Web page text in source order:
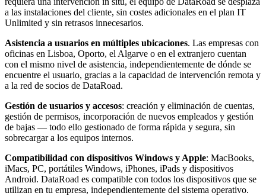
a las instalaciones del cliente, sin costes adicionales en el plan IT
Unlimited y sin retrasos innecesarios.
Asistencia a usuarios en múltiples ubicaciones. Las empresas con
oficinas en Lisboa, Oporto, el Algarve o en el extranjero cuentan
con el mismo nivel de asistencia, independientemente de dónde se
encuentre el usuario, gracias a la capacidad de intervención remota y
a la red de socios de DataRoad.
Gestión de usuarios y accesos: creación y eliminación de cuentas,
gestión de permisos, incorporación de nuevos empleados y gestión
de bajas — todo ello gestionado de forma rápida y segura, sin
sobrecargar a los equipos internos.
Compatibilidad con dispositivos Windows y Apple: MacBooks,
iMacs, PC, portátiles Windows, iPhones, iPads y dispositivos
Android. DataRoad es compatible con todos los dispositivos que se
utilizan en tu empresa, independientemente del sistema operativo.